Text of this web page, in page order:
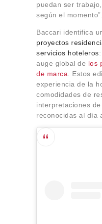
puedan ser
según el momento”.
Baccari identifica
proyectos
servicios hoteleros
auge global de los
de marca . Estos
experiencia de la
comodidades de
interpretaciones
reconocidas al día